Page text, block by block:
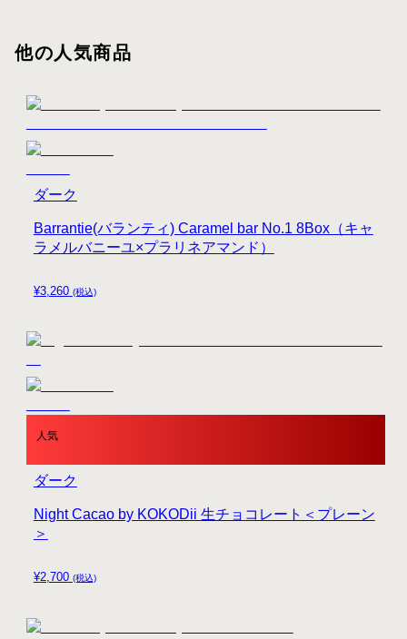
他の人気商品
¥3,260 (税込)
Barrantie(バランティ) Caramel bar No.1 8Box（キャ
ラメルバニーユ×プラリネアマンド）
ダーク
人気
¥2,700 (税込)
Night Cacao by KOKODii 生チョコレート＜プレーン
＞
ダーク